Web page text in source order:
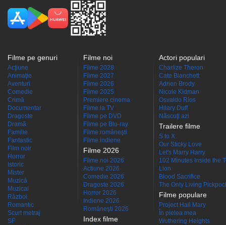
Filme pe genuri
Acţiune
Animaţie
Aventuri
Comedie
Crimă
Documentar
Dragoste
Dramă
Familie
Fantastic
Film noir
Horror
Istoric
Mister
Muzică
Muzical
Război
Romantic
Scurt metraj
SF
Filme noi
Filme 2028
Filme 2027
Filme 2026
Filme 2025
Premiere cinema
Filme la TV
Filme pe DVD
Filme pe Blu-ray
Filme româneşti
Filme indiene
Filme 2026
Filme noi 2026
Actiune 2026
Comedie 2026
Dragoste 2026
Horror 2026
Indiene 2026
Româneşti 2026
Index filme
Actori populari
Charlize Theron
Cate Blanchett
Adrien Brody
Nicole Kidman
Osvaldo Ríos
Hilary Duff
Născuţi azi
Trailere filme
S to X
Our Sticky Love
Let's Marry Harry
102 Minutes Inside the
Lion
Blood Sacrifice
The Only Living
Filme populare
Project Hail Mary
În pielea mea
Wuthering Heights